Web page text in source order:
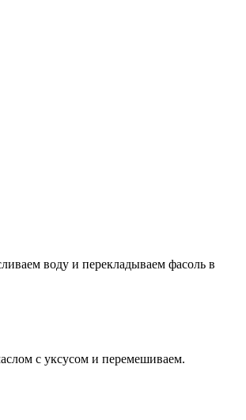
воду и перекладываем фасоль в
с уксусом и перемешиваем.